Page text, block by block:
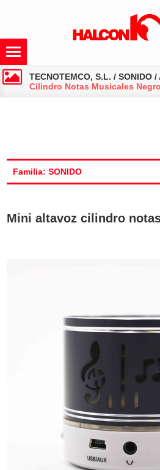
TECNOTEMCO, S.L. /SONIDO /
Cilindro Notas Musicales Negro
Familia: SONIDO
Mini altavoz cilindro